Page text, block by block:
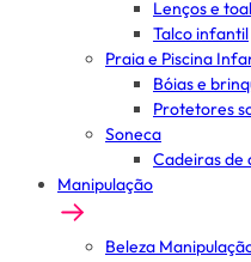
Lenços e
Talco infantil
Praia e Piscina
Bóias e
Protetores
Soneca
Cadeiras de
Manipulação
Beleza